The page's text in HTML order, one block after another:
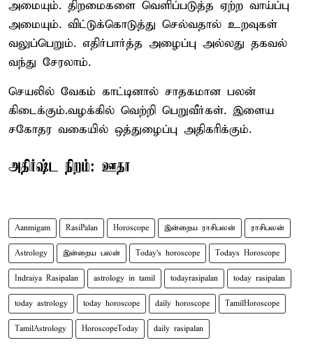
அமையும். திறமைகளை வெளிப்படுத்த ஏற்ற வாய்ப்பு
அமையும். விட்டுக்கொடுத்து செல்வதால் உறவுகள்
வலுப்பெறும். எதிர்பார்த்த அழைப்பு அல்லது தகவல்
வந்து சேரலாம்.
செயலில் வேகம் காட்டினால் சாதகமான பலன்
கிடைக்கும்.வழக்கில் வெற்றி பெறுவீர்கள். இளைய
சகோதர வகையில் ஒத்துழைப்பு அதிகரிக்கும்.
அதிர்ஷ்ட நிறம்: ஊதா
Aanmigam RasiPalan Horoscope இன்றைய ராசிபலன் ராசிபலன்
Astrology இன்றைய பலன் Today's horoscope Todays Horoscope
Indraiya Rasipalan astrology in tamil todayrasipalan today rasipalan
today astrology today horoscope daily horoscope TamilHoroscope
TamilAstrology HoroscopeToday daily rasipalan